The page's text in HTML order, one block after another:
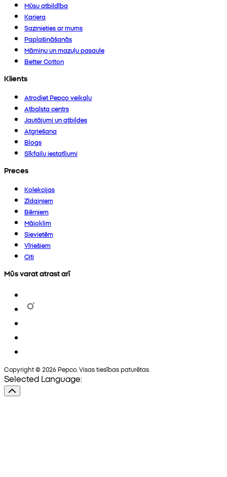
Mūsu atbildība
Karjera
Sazinieties ar mums
Paplašināšanās
Māmiņu un mazuļu pasaule
Better Cotton
Klients
Atrodiet Pepco veikalu
Atbalsta centrs
Jautājumi un atbildes
Atgriešana
Blogs
Sīkfailu iestatījumi
Preces
Kolekcijas
Zīdaiņiem
Bērniem
Mājoklim
Sievietēm
Vīriešiem
Citi
Mūs varat atrast arī
Copyright © 2026 Pepco. Visas tiesības paturētas.
Selected Language: